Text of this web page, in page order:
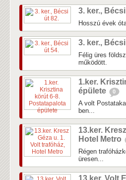
3. ker.,
Hosszú évek
3. ker.,
Félig üres
működött.
1.ker.
épülete
0
A volt
ben...
13.ker.
Hotel Metro
Régen
üresen...
13.ker. Volt